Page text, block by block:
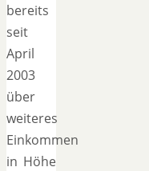
bereits
seit
April
2003
über
weiteres
Einkommen
in Höhe